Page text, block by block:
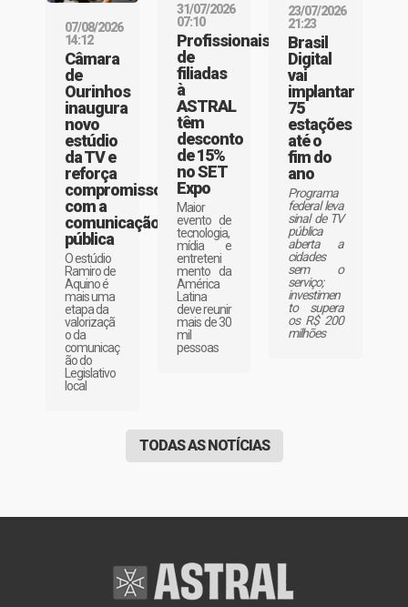
07/08/2026
14:12
Câmara
de
Ourinhos
inaugura
novo
estúdio
da TV e
reforça
compromisso
com a
comunicação
pública
O estúdio
Ramiro de
Aquino é
mais uma
etapa da
valorizaçã
o da
comunicaç
ão do
Legislativo
local
31/07/2026
07:10
Profissionais
de
filiadas
à
ASTRAL
têm
desconto
de 15%
no SET
Expo
Maior
evento de
tecnologia,
mídia e
entreteni
mento da
América
Latina
deve reunir
mais de 30
mil
pessoas
23/07/2026
21:23
Brasil
Digital
vai
implantar
75
estações
até o
fim do
ano
Programa
federal leva
sinal de TV
pública
aberta a
cidades
sem o
serviço;
investimen
to supera
os R$ 200
milhões
TODAS AS NOTÍCIAS